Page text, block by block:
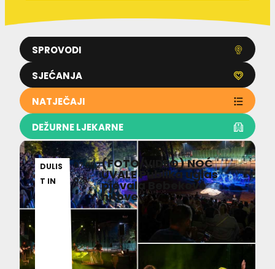
SPROVODI
SJEĆANJA
NATJEČAJI
DEŽURNE LJEKARNE
DULIS
T IN
07.08.2
026
(FOTO/VIDEO) NOĆ
UVALE Publika uglas
pjevala Bebekove
hitove